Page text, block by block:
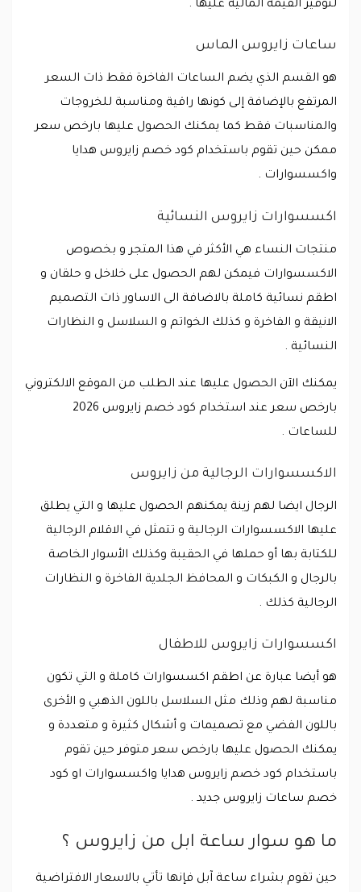
لتوفير القيمة المالية عليها .
ساعات زايروس الماس
هو القسم الذي يضم الساعات الفاخرة فقط ذات السعر
المرتفع بالإضافة إلى كونها راقية ومناسبة للخروجات
والمناسبات فقط كما يمكنك الحصول عليها بارخص سعر
ممكن حين تقوم باستخدام كود خصم زايروس هدايا
واكسسوارات .
اكسسوارات زايروس النسائية
منتجات النساء هي الأكثر في هذا المتجر و بخصوص
الاكسسوارات فيمكن لهم الحصول على خلاخل و حلقان و
اطقم نسائية كاملة بالاضافة الى الاساور ذات التصميم
الانيقة و الفاخرة و كذلك الخواتم و السلاسل و النظارات
النسائية .
يمكنك الآن الحصول عليها عند الطلب من الموقع الالكتروني
بارخص سعر عند استخدام كود خصم زايروس 2026
للساعات .
الاكسسوارات الرجالية من زايروس
الرجال ايضا لهم زينة يمكنهم الحصول عليها و التي يطلق
عليها الاكسسوارات الرجالية و تتمثل في الاقلام الرجالية
للكتابة بها أو حملها في الحقيبة وكذلك الأسوار الخاصة
بالرجال و الكبكات و المحافظ الجلدية الفاخرة و النظارات
الرجالية كذلك .
اكسسوارات زايروس للاطفال
هو أيضا عبارة عن اطقم اكسسوارات كاملة و التي تكون
مناسبة لهم وذلك مثل السلاسل باللون الذهبي و الأخرى
باللون الفضي مع تصميمات و أشكال كثيرة و متعددة و
يمكنك الحصول عليها بارخص سعر متوفر حين تقوم
باستخدام كود خصم زايروس هدايا واكسسوارات او كود
خصم ساعات زايروس جديد .
ما هو سوار ساعة ابل من زايروس ؟
حين تقوم بشراء ساعة آبل فإنها تأتي بالاسعار الافتراضية